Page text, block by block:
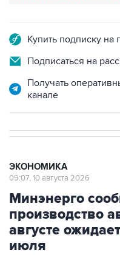
Купить подписку
Подписаться на
Получать
канале
ЭКОНОМИКА
09:07, 10 августа 2026
Минэнерго
производство
августе
июля